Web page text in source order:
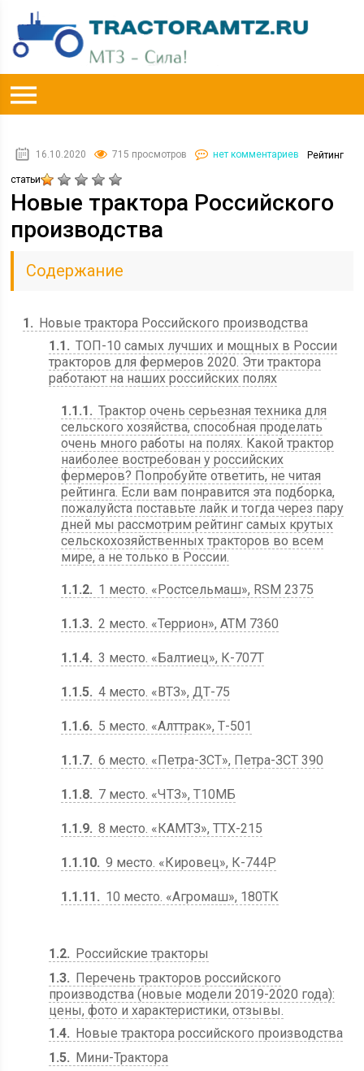
16.10.2020 715 просмотров нет комментариев Рейтинг
статьи
Новые трактора Российского
производства
Содержание
1
Новые трактора Российского производства
1.1
ТОП-10 самых лучших и мощных в России
тракторов для фермеров 2020. Эти трактора
работают на наших российских полях
1.1.1
Трактор очень серьезная техника для
сельского хозяйства, способная проделать
очень много работы на полях. Какой трактор
наиболее востребован у российских
фермеров? Попробуйте ответить, не читая
рейтинга. Если вам понравится эта подборка,
пожалуйста поставьте лайк и тогда через пару
дней мы рассмотрим рейтинг самых крутых
сельскохозяйственных тракторов во всем
мире, а не только в России.
1.1.2 1 место. «Ростсельмаш», RSM 2375
1.1.3 2 место. «Террион», ATM 7360
1.1.4 3 место. «Балтиец», К-707Т
1.1.5 4 место. «ВТЗ», ДТ-75
1.1.6 5 место. «Алттрак», Т-501
1.1.7 6 место. «Петра-ЗСТ», Петра-ЗСТ 390
1.1.8 7 место. «ЧТЗ», Т10МБ
1.1.9 8 место. «КАМТЗ», ТТХ-215
1.1.10 9 место. «Кировец», К-744Р
1.1.11 10 место. «Агромаш», 180ТК
1.2
Российские тракторы
1.3
Перечень тракторов российского
производства (новые модели 2019-2020 года):
цены, фото и характеристики, отзывы.
1.4
Новые трактора российского производства
1.5
Мини-Трактора